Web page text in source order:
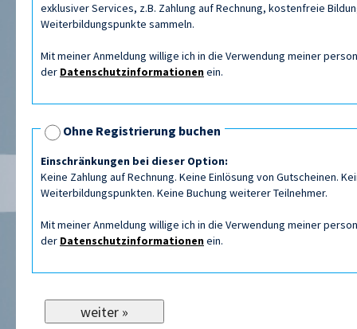
exklusiver Services, z.B. Zahlung auf Rechnung, kostenfreie
Weiterbildungspunkte sammeln.
Mit meiner Anmeldung willige ich in die Verwendung meiner
der Datenschutzinformationenein.
Ohne Registrierung buchen
Einschränkungen bei dieser Option:
Keine Zahlung auf Rechnung. Keine Einlösung von Gutscheinen.
Weiterbildungspunkten. Keine Buchung weiterer Teilnehmer.
Mit meiner Anmeldung willige ich in die Verwendung meiner
der Datenschutzinformationenein.